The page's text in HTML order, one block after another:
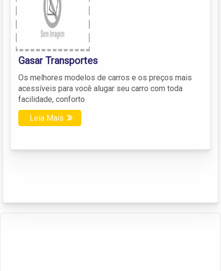
Gasar Transportes
Os melhores modelos de carros e os preços mais
acessíveis para você alugar seu carro com toda
facilidade, conforto
Leia Mais